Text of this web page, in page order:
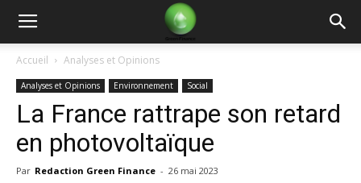
Green
Finance
Accueil Analyses et Opinions
Analyses et Opinions Environnement Social
La France rattrape son retard
en photovoltaïque
Par Redaction Green Finance - 26 mai 2023